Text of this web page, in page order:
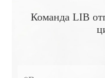
Команда LIB